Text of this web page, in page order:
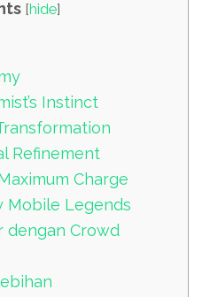
[hide]
Instinct
Refinement
Charge
Mobile Legends
dengan Crowd